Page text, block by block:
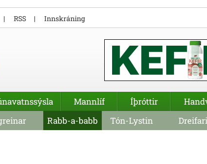
RSS Innskráning
Mannlíf Íþróttir
Rabb-a-babb Tón-Lystin